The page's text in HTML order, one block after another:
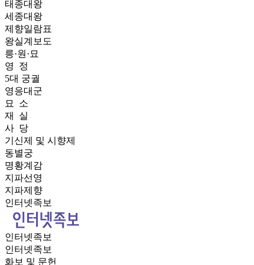
태종대왕
세종대왕
제향일람표
왕실계보도
릉·원·묘
영 정
5대 궁궐
영응대군
묘 소
재 실
사 당
기신제 및 시향제
동별궁
명황계감
지파선영
지파제향
인터넷족보
인터넷족보
인터넷족보
화보 및 문헌